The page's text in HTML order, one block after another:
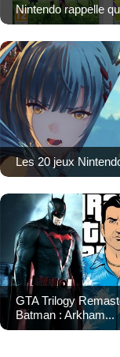
Nintendo rappelle
Les 20 jeux
GTA Trilogy
Batman : Arkham...